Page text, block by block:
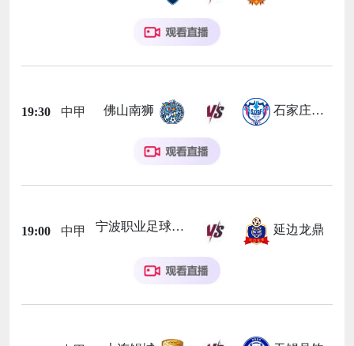
19:30 中甲 佛山南狮 石家庄功夫
19:00 中甲 宁波职业足球俱乐部 延边龙鼎